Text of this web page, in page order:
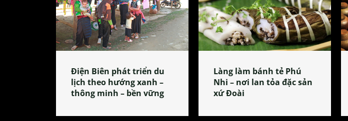
Điện Biên phát triển du
lịch theo hướng xanh –
thông minh – bền vững
Làng làm bánh tẻ Phú
Nhi – nơi lan tỏa đặc sản
xứ Đoài